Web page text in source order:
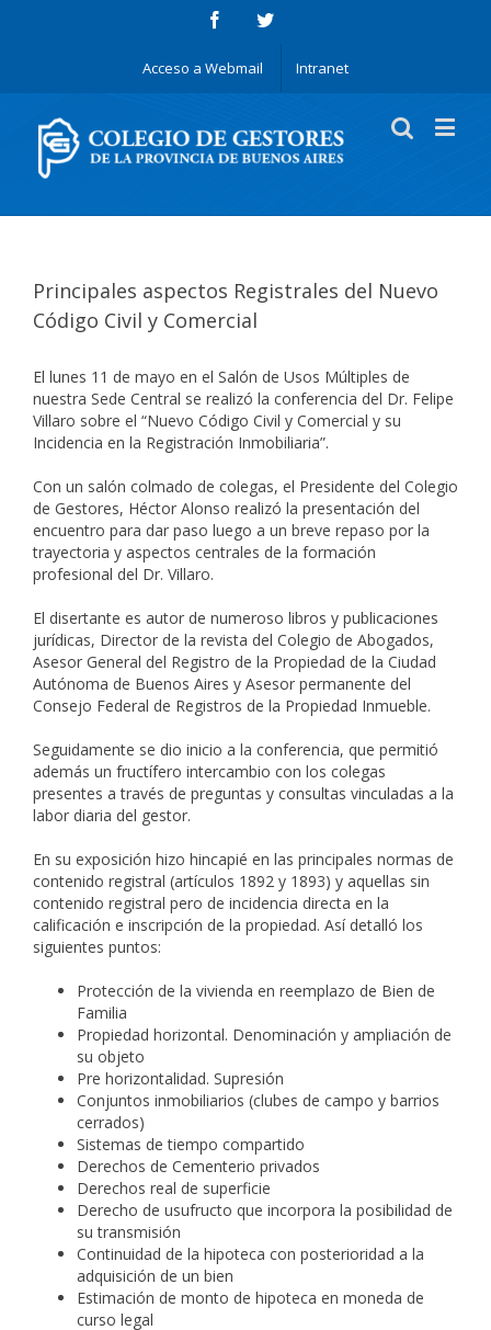
Acceso a Webmail Intranet
Principales aspectos Registrales del Nuevo
Código Civil y Comercial
El lunes 11 de mayo en el Salón de Usos Múltiples de
nuestra Sede Central se realizó la conferencia del Dr. Felipe
Villaro sobre el “Nuevo Código Civil y Comercial y su
Incidencia en la Registración Inmobiliaria”.
Con un salón colmado de colegas, el Presidente del Colegio
de Gestores, Héctor Alonso realizó la presentación del
encuentro para dar paso luego a un breve repaso por la
trayectoria y aspectos centrales de la formación
profesional del Dr. Villaro.
El disertante es autor de numeroso libros y publicaciones
jurídicas, Director de la revista del Colegio de Abogados,
Asesor General del Registro de la Propiedad de la Ciudad
Autónoma de Buenos Aires y Asesor permanente del
Consejo Federal de Registros de la Propiedad Inmueble.
Seguidamente se dio inicio a la conferencia, que permitió
además un fructífero intercambio con los colegas
presentes a través de preguntas y consultas vinculadas a la
labor diaria del gestor.
En su exposición hizo hincapié en las principales normas de
contenido registral (artículos 1892 y 1893) y aquellas sin
contenido registral pero de incidencia directa en la
calificación e inscripción de la propiedad. Así detalló los
siguientes puntos:
Protección de la vivienda en reemplazo de Bien de
Familia
Propiedad horizontal. Denominación y ampliación de
su objeto
Pre horizontalidad. Supresión
Conjuntos inmobiliarios (clubes de campo y barrios
cerrados)
Sistemas de tiempo compartido
Derechos de Cementerio privados
Derechos real de superficie
Derecho de usufructo que incorpora la posibilidad de
su transmisión
Continuidad de la hipoteca con posterioridad a la
adquisición de un bien
Estimación de monto de hipoteca en moneda de
curso legal